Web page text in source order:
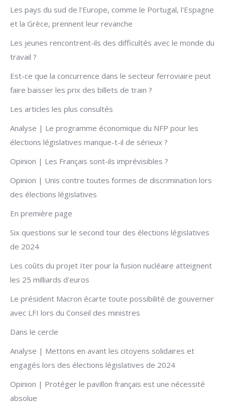
Les pays du sud de l'Europe, comme le Portugal, l'Espagne
et la Grèce, prennent leur revanche
Les jeunes rencontrent-ils des difficultés avec le monde du
travail ?
Est-ce que la concurrence dans le secteur ferroviaire peut
faire baisser les prix des billets de train ?
Les articles les plus consultés
Analyse | Le programme économique du NFP pour les
élections législatives manque-t-il de sérieux ?
Opinion | Les Français sont-ils imprévisibles ?
Opinion | Unis contre toutes formes de discrimination lors
des élections législatives
En première page
Six questions sur le second tour des élections législatives
de 2024
Les coûts du projet Iter pour la fusion nucléaire atteignent
les 25 milliards d'euros
Le président Macron écarte toute possibilité de gouverner
avec LFI lors du Conseil des ministres
Dans le cercle
Analyse | Mettons en avant les citoyens solidaires et
engagés lors des élections législatives de 2024
Opinion | Protéger le pavillon français est une nécessité
absolue